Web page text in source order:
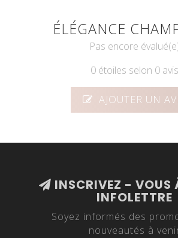
ÉLÉGANCE
Pas encore
0 étoiles selon 0 avis
AJOUTER UN
INSCRIVEZ - VOUS
INFOLETTRE
Soyez informés des
nouveautés à